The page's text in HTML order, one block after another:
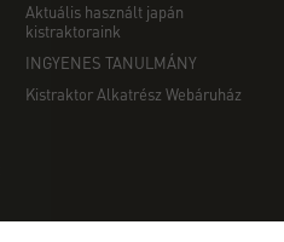
Aktuális használt japán
kistraktoraink
INGYENES TANULMÁNY
Kistraktor Alkatrész Webáruház